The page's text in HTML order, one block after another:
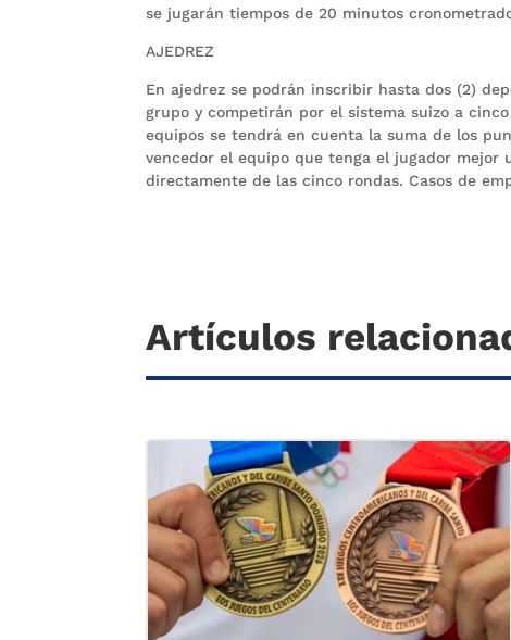
se jugarán tiempos de 20 minutos
AJEDREZ
En ajedrez se podrán inscribir hasta dos (2)
grupo y competirán por el sistema suizo a
equipos se tendrá en cuenta la suma de los
vencedor el equipo que tenga el jugador
directamente de las cinco rondas. Casos de
Artículos